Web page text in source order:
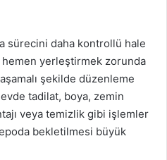
sürecini daha kontrollü hale
hemen yerleştirmek zorunda
şekilde düzenleme
tadilat, boya, zemin
veya temizlik gibi işlemler
bekletilmesi büyük